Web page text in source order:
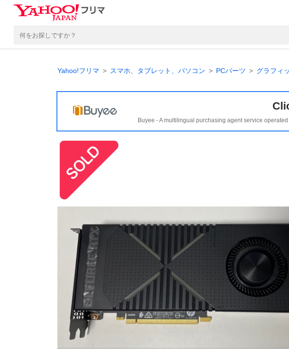
Yahoo!フリマ スマホ、タブレット、パソコン PCパーツ グラフィ
Buyee - A multilingual purchasing agent service